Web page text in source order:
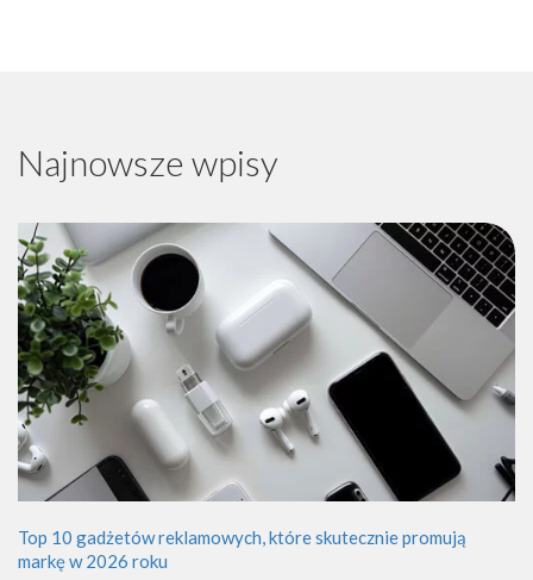
Najnowsze wpisy
Top 10 gadżetów reklamowych, które skutecznie promują
markę w 2026 roku